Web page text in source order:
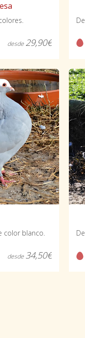
desde 29,90€
color blanco.
desde 34,50€